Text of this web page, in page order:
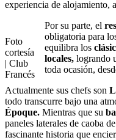
experiencia de alojamiento,
Foto
cortesía
| Club
Francés
Por su parte, el
obligatoria para
equilibra los
locales, logrando
toda ocasión,
Actualmente sus chefs son
todo transcurre bajo una
Époque. Mientras que su
paneles laterales de caoba
fascinante historia que